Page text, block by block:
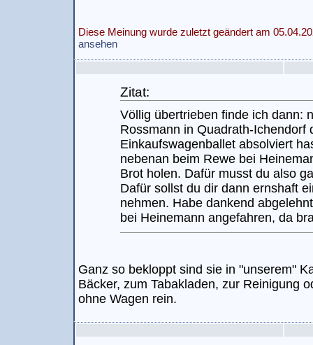
Diese Meinung wurde zuletzt geändert am
ansehen
Zitat:
Völlig übertrieben finde ich dann:
Rossmann in Quadrath-Ichendorf
Einkaufswagenballet absolviert
nebenan beim Rewe bei
Brot holen. Dafür musst du also
Dafür sollst du dir dann ernshaft
nehmen. Habe dankend
bei Heinemann angefahren, da
Ganz so bekloppt sind sie in "unserem"
Bäcker, zum Tabakladen, zur Reinigung
ohne Wagen rein.